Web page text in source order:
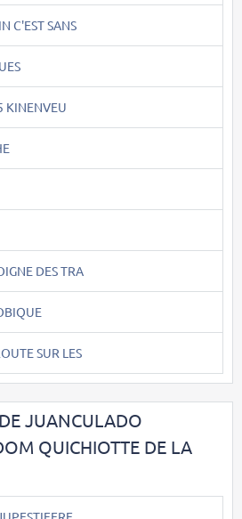
C'EST SANS
KINENVEU
DES TRA
SUR LES
JUANCULADO
QUICHIOTTE DE LA